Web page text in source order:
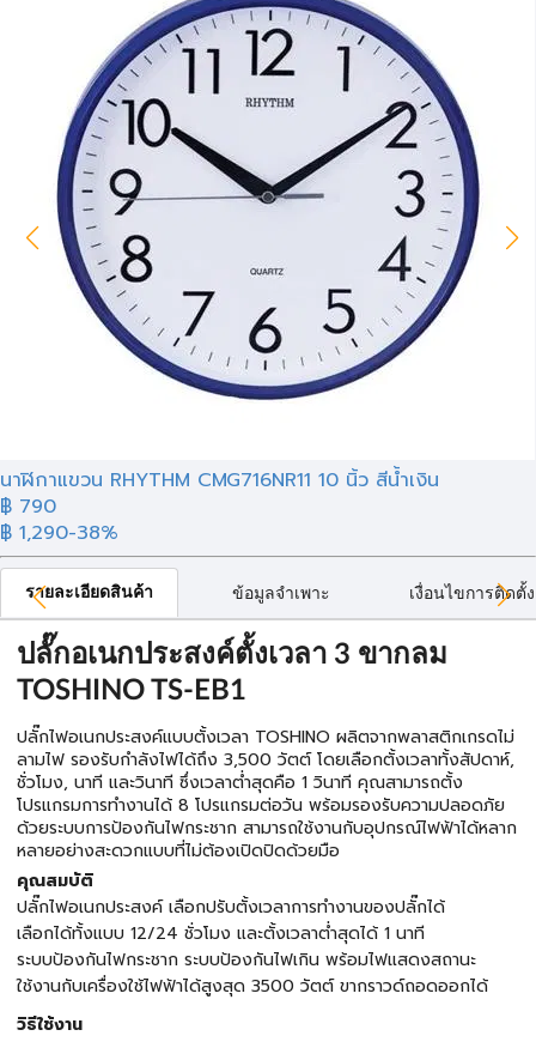
นาฬิกาแขวน RHYTHM CMG716NR11 10 นิ้ว สีน้ำเงิน
฿ 790
฿ 1,290-38%
รายละเอียดสินค้า ข้อมูลจำเพาะ เงื่อนไขการติดตั้ง
ปลั๊กอเนกประสงค์ตั้งเวลา 3 ขากลม
TOSHINO TS-EB1
ปลั๊กไฟอเนกประสงค์แบบตั้งเวลา TOSHINO ผลิตจากพลาสติกเกรดไม่
ลามไฟ รองรับกำลังไฟได้ถึง 3,500 วัตต์ โดยเลือกตั้งเวลาทั้งสัปดาห์,
ชั่วโมง, นาที และวินาที ซึ่งเวลาต่ำสุดคือ 1 วินาที คุณสามารถตั้ง
โปรแกรมการทำงานได้ 8 โปรแกรมต่อวัน พร้อมรองรับความปลอดภัย
ด้วยระบบการป้องกันไฟกระชาก สามารถใช้งานกับอุปกรณ์ไฟฟ้าได้หลาก
หลายอย่างสะดวกแบบที่ไม่ต้องเปิดปิดด้วยมือ
คุณสมบัติ
ปลั๊กไฟอเนกประสงค์ เลือกปรับตั้งเวลาการทำงานของปลั๊กได้
เลือกได้ทั้งแบบ 12/24 ชั่วโมง และตั้งเวลาต่ำสุดได้ 1 นาที
ระบบป้องกันไฟกระชาก ระบบป้องกันไฟเกิน พร้อมไฟแสดงสถานะ
ใช้งานกับเครื่องใช้ไฟฟ้าได้สูงสุด 3500 วัตต์ ขากราวด์ถอดออกได้
วิธีใช้งาน